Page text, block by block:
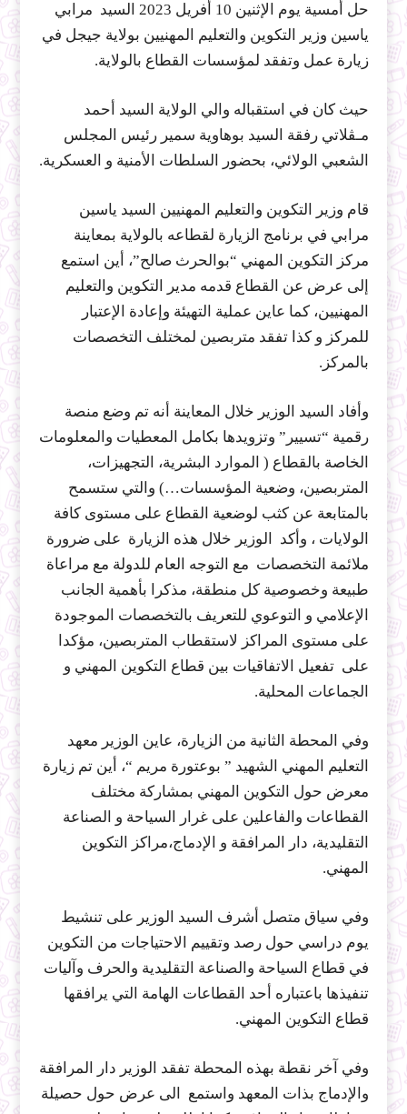
حل أمسية يوم الإثنين 10 أفريل 2023 السيد مرابي
ياسين وزير التكوين والتعليم المهنيين بولاية جيجل في
زيارة عمل وتفقد لمؤسسات القطاع بالولاية.
حيث كان في استقباله والي الولاية السيد أحمد
مـڤلاتي رفقة السيد بوهاوية سمير رئيس المجلس
الشعبي الولائي، بحضور السلطات الأمنية و العسكرية.
قام وزير التكوين والتعليم المهنيين السيد ياسين
مرابي في برنامج الزيارة لقطاعه بالولاية بمعاينة
مركز التكوين المهني “بوالحرث صالح”، أين استمع
إلى عرض عن القطاع قدمه مدير التكوين والتعليم
المهنيين، كما عاين عملية التهيئة وإعادة الإعتبار
للمركز و كذا تفقد متربصين لمختلف التخصصات
بالمركز.
وأفاد السيد الوزير خلال المعاينة أنه تم وضع منصة
رقمية “تسيير” وتزويدها بكامل المعطيات والمعلومات
الخاصة بالقطاع ( الموارد البشرية، التجهيزات،
المتربصين، وضعية المؤسسات…) والتي ستسمح
بالمتابعة عن كثب لوضعية القطاع على مستوى كافة
الولايات ، وأكد الوزير خلال هذه الزيارة على ضرورة
ملائمة التخصصات مع التوجه العام للدولة مع مراعاة
طبيعة وخصوصية كل منطقة، مذكرا بأهمية الجانب
الإعلامي و التوعوي للتعريف بالتخصصات الموجودة
على مستوى المراكز لاستقطاب المتربصين، مؤكدا
على تفعيل الاتفاقيات بين قطاع التكوين المهني و
الجماعات المحلية.
وفي المحطة الثانية من الزيارة، عاين الوزير معهد
التعليم المهني الشهيد ” بوعتورة مريم “، أين تم زيارة
معرض حول التكوين المهني بمشاركة مختلف
القطاعات والفاعلين على غرار السياحة و الصناعة
التقليدية، دار المرافقة و الإدماج،مراكز التكوين
المهني.
وفي سياق متصل أشرف السيد الوزير على تنشيط
يوم دراسي حول رصد وتقييم الاحتياجات من التكوين
في قطاع السياحة والصناعة التقليدية والحرف وآليات
تنفيذها باعتباره أحد القطاعات الهامة التي يرافقها
قطاع التكوين المهني.
وفي آخر نقطة بهذه المحطة تفقد الوزير دار المرافقة
والإدماج بذات المعهد واستمع الى عرض حول حصيلة